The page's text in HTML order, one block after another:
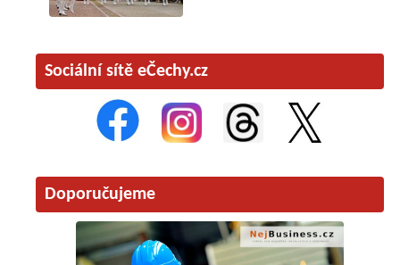
Sociální sítě eČechy.cz
Doporučujeme